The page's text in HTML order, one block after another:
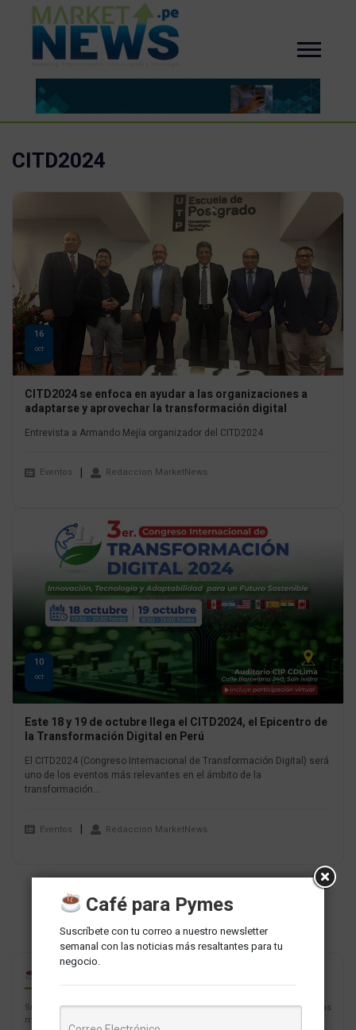
CITD2024
16
OCT
CITD2024 se enfoca en ayudar a las organizaciones a
adaptarse y aprovechar la transformación digital
Entrevista a Armando Mejía organizador del CITD2024
Eventos Redaccion MarketNews
10
OCT
Este 18 y 19 de octubre llega el CITD2024, el Epicentro de
la Transformación Digital en Perú
El CITD2024 (Congreso Internacional de Transformación Digital) será
uno de los eventos más relevantes en el ámbito de la
transformación...
Eventos Redaccion MarketNews
Suscríbete con tu correo a nuestro newsletter semanal con las noticias
más resaltantes para tu negocio.
Café para Pymes
Suscríbete con tu correo a nuestro newsletter
semanal con las noticias más resaltantes para tu
negocio.